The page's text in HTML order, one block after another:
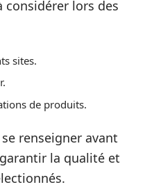
considérer lors des
sites.
de produits.
renseigner avant
la qualité et